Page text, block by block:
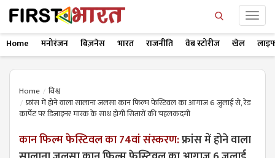
Home मनोरंजन बिज़नेस भारत राजनीति वेब स्टोरीज खेल
Home
विश्व
फ्रांस में होने वाला सालाना जलसा कान फिल्म फेस्टिवल का आगाज 6 जुलाई से, रेड
कार्पेट पर डिजाइनर मास्क के साथ होगी सितारों की चहलकदमी
कान फिल्म फेस्टिवल का 74वां संस्करण:फ्रांस में होने वाला